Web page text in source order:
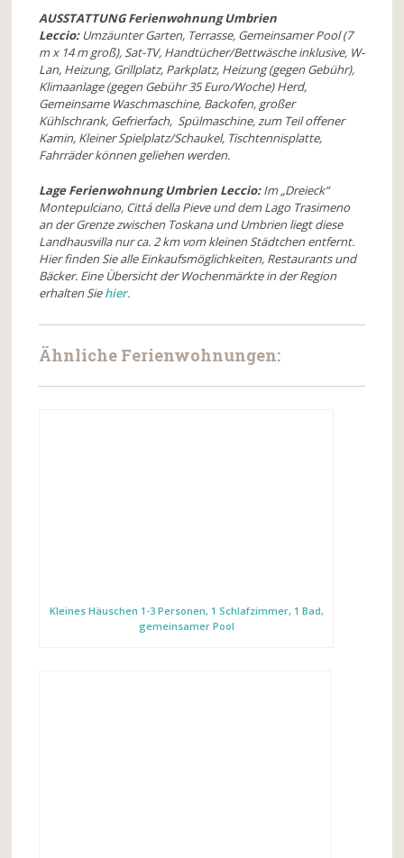
AUSSTATTUNG Ferienwohnung Umbrien
Leccio:Umzäunter Garten, Terrasse, Gemeinsamer Pool (7
m x 14 m groß), Sat-TV, Handtücher/Bettwäsche inklusive, W-
Lan, Heizung, Grillplatz, Parkplatz, Heizung (gegen Gebühr),
Klimaanlage (gegen Gebühr 35 Euro/Woche) Herd,
Gemeinsame Waschmaschine, Backofen, großer
Kühlschrank, Gefrierfach, Spülmaschine, zum Teil offener
Kamin, Kleiner Spielplatz/Schaukel, Tischtennisplatte,
Fahrräder können geliehen werden.
Lage Ferienwohnung Umbrien Leccio:Im „Dreieck“
Montepulciano, Cittá della Pieve und dem Lago Trasimeno
an der Grenze zwischen Toskana und Umbrien liegt diese
Landhausvilla nur ca. 2 km vom kleinen Städtchen entfernt.
Hier finden Sie alle Einkaufsmöglichkeiten, Restaurants und
Bäcker. Eine Übersicht der Wochenmärkte in der Region
erhalten Siehier.
Ähnliche Ferienwohnungen:
Kleines Häuschen 1-3 Personen, 1 Schlafzimmer, 1 Bad,
gemeinsamer Pool